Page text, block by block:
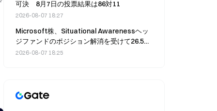
可決 8月7日の投票結果は86対11
2026-08-07 18:27
Microsoft株、Situational Awarenessヘッ
ジファンドのポジション解消を受けて26.5％
急騰、AIトレードへの道を開く
2026-08-07 18:25